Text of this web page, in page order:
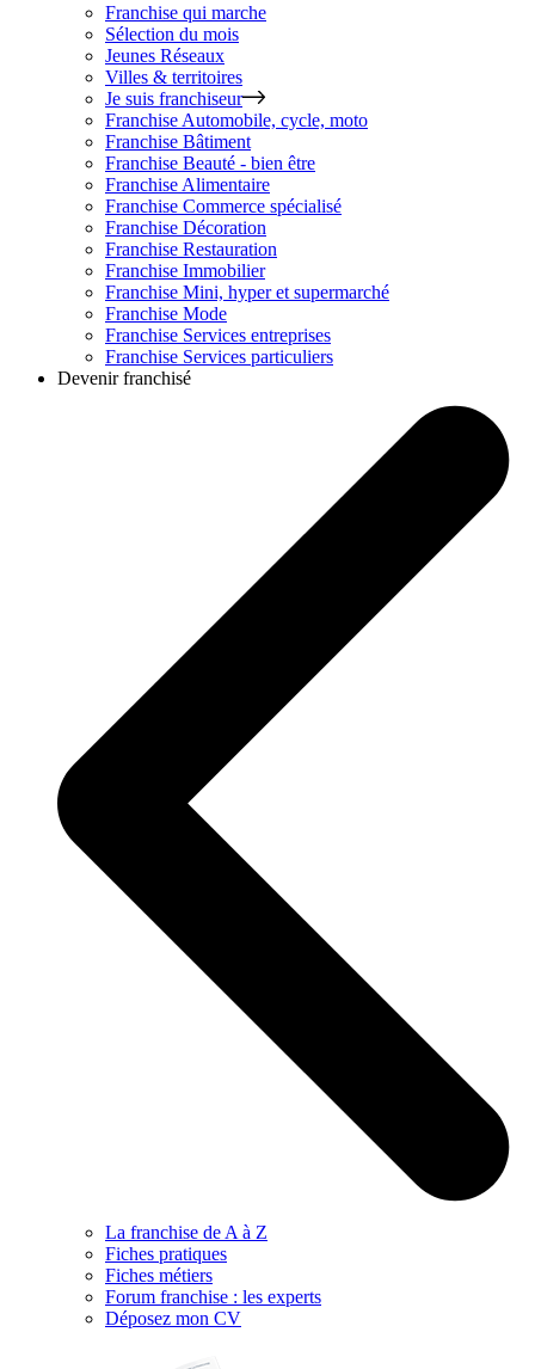
Franchise qui marche
Sélection du mois
Jeunes Réseaux
Villes & territoires
Je suis franchiseur
Franchise Automobile, cycle, moto
Franchise Bâtiment
Franchise Beauté - bien être
Franchise Alimentaire
Franchise Commerce spécialisé
Franchise Décoration
Franchise Restauration
Franchise Immobilier
Franchise Mini, hyper et supermarché
Franchise Mode
Franchise Services entreprises
Franchise Services particuliers
Devenir franchisé
La franchise de A à Z
Fiches pratiques
Fiches métiers
Forum franchise : les experts
Déposez mon CV